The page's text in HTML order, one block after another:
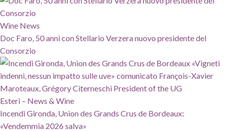
Wine News
Doc Faro, 50 anni con Stellario Verzera nuovo presidente del
Consorzio
Esteri – News & Wine
Incendi Gironda, Union des Grands Crus de Bordeaux:
«Vendemmia 2026 salva»